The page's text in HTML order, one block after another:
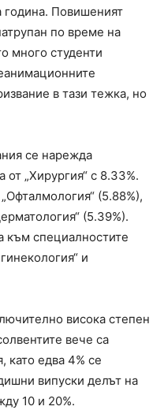
година. Повишеният
по време на
много студенти
в тази тежка, но
се нарежда
от „Хирургия“ с 8.33%.
(5.88%),
(5.39%).
към специалностите
и
висока степен
вече са
като едва 4% се
випуски делът на
10 и 20%.